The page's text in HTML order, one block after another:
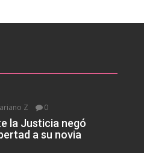
Z 0
la Justicia negó
a su novia